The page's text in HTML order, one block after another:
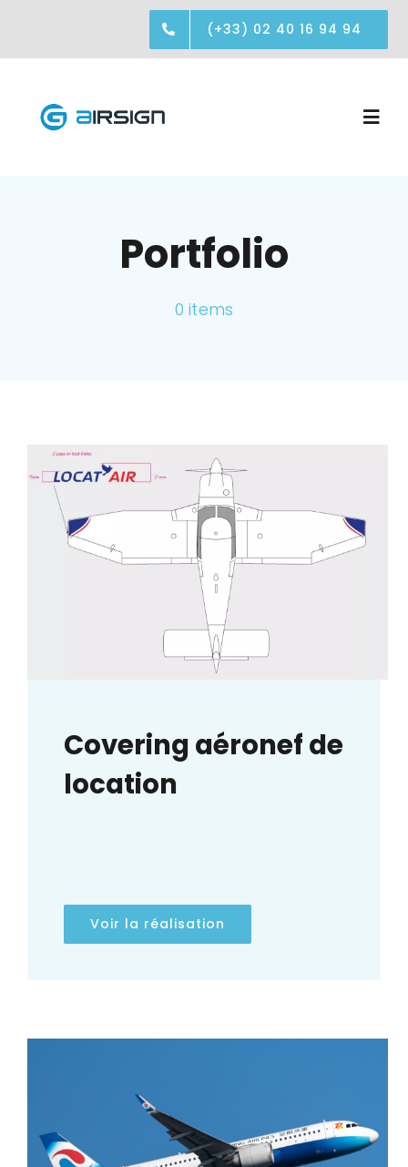
contenu
(+33) 02 40 16 94 94
Portfolio
0 items
Covering aéronef de
location
Voir la réalisation